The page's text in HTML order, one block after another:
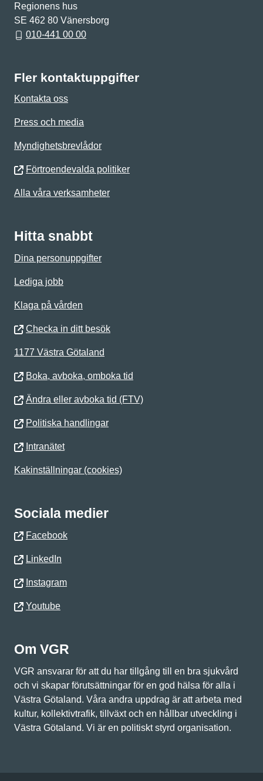
Regionens hus
SE 462 80 Vänersborg
010-441 00 00
Fler kontaktuppgifter
Kontakta oss
Press och media
Myndighetsbrevlådor
Förtroendevalda politiker
Alla våra verksamheter
Hitta snabbt
Dina personuppgifter
Lediga jobb
Klaga på vården
Checka in ditt besök
1177 Västra Götaland
Boka, avboka, omboka tid
Ändra eller avboka tid (FTV)
Politiska handlingar
Intranätet
Kakinställningar (cookies)
Sociala medier
Facebook
LinkedIn
Instagram
Youtube
Om VGR
VGR ansvarar för att du har tillgång till en bra sjukvård
och vi skapar förutsättningar för en god hälsa för alla i
Västra Götaland. Våra andra uppdrag är att arbeta med
kultur, kollektivtrafik, tillväxt och en hållbar utveckling i
Västra Götaland. Vi är en politiskt styrd organisation.